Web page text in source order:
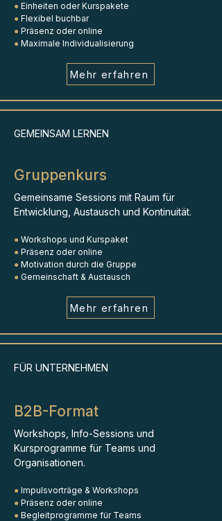
● Einheiten oder Kurspakete
● Flexibel buchbar
● Präsenz oder online
● Maximale Individualisierung
Mehr erfahren
GEMEINSAM LERNEN
Gruppenkurs
​Gemeinsame Sessions mit Raum für
Entwicklung, Austausch und Kontinuität.
● Workshops und Kurspaket
● Präsenz oder online
● Motivation durch die Gruppe
● Gemeinschaft & Austausch
Mehr erfahren
FÜR UNTERNEHMEN
B2B-Format
Workshops, Info-Sessions und
Kursprogramme für Teams und
Organisationen.
● Impulsvorträge & Workshops
● Präsenz oder online
● Begleitprogramme für Teams